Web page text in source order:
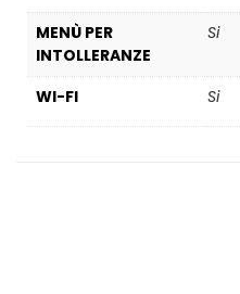
MENÙ PER
INTOLLERANZE
Si
WI-FI Si